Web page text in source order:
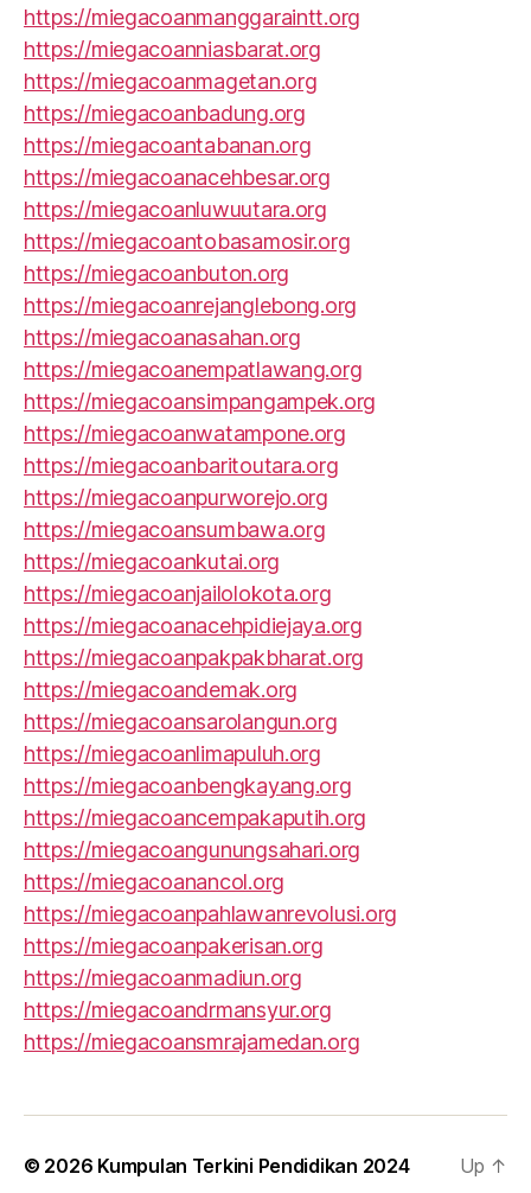
https://miegacoanmanggaraintt.org
https://miegacoanniasbarat.org
https://miegacoanmagetan.org
https://miegacoanbadung.org
https://miegacoantabanan.org
https://miegacoanacehbesar.org
https://miegacoanluwuutara.org
https://miegacoantobasamosir.org
https://miegacoanbuton.org
https://miegacoanrejanglebong.org
https://miegacoanasahan.org
https://miegacoanempatlawang.org
https://miegacoansimpangampek.org
https://miegacoanwatampone.org
https://miegacoanbaritoutara.org
https://miegacoanpurworejo.org
https://miegacoansumbawa.org
https://miegacoankutai.org
https://miegacoanjailolokota.org
https://miegacoanacehpidiejaya.org
https://miegacoanpakpakbharat.org
https://miegacoandemak.org
https://miegacoansarolangun.org
https://miegacoanlimapuluh.org
https://miegacoanbengkayang.org
https://miegacoancempakaputih.org
https://miegacoangunungsahari.org
https://miegacoanancol.org
https://miegacoanpahlawanrevolusi.org
https://miegacoanpakerisan.org
https://miegacoanmadiun.org
https://miegacoandrmansyur.org
https://miegacoansmrajamedan.org
© 2026 Kumpulan Terkini Pendidikan 2024 Up ↑